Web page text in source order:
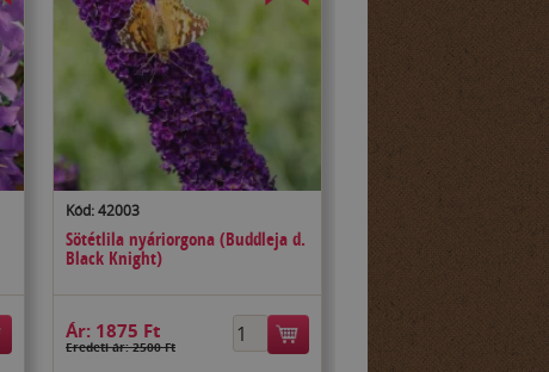
Kód: 42003
Sötétlila nyáriorgona (Buddleja d.
Black Knight)
Ár: 1875 Ft
Eredeti ár: 2500 Ft